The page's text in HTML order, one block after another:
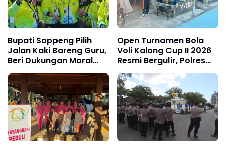
Bupati Soppeng Pilih
Jalan Kaki Bareng Guru,
Beri Dukungan Moral
Langsung di Arena
PORSENIJAR
Open Turnamen Bola
Voli Kalong Cup II 2026
Resmi Bergulir, Polres
Soppeng Dukung
Pembinaan Atlet dan
Sportivitas